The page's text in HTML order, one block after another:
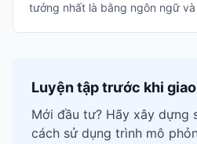
tưởng nhất là bằng ngôn ngữ
Luyện tập trước khi
Mới đầu tư? Hãy xây dựng
cách sử dụng trình mô